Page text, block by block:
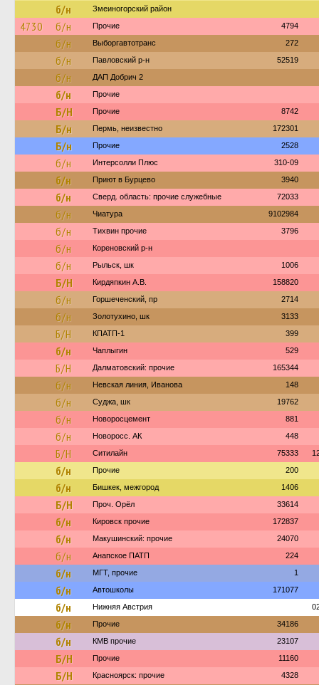
б/н Змеиногорский район
4730 б/н Прочие 4794
б/н Выборгавтотранс 272
б/н Павловский р-н 52519
б/н ДАП Добрич 2
б/н Прочие
Б/Н Прочие 8742
Б/н Пермь, неизвестно 172301
Б/н Прочие 2528
б/н Интерсолли Плюс 310-09
б/н Приют в Бурцево 3940
б/н Сверд. область: прочие служебные 72033
б/н Чиатура 9102984
б/н Тихвин прочие 3796
б/н Кореновский р-н
б/н Рыльск, шк 1006
Б/Н Кирдяпкин А.В. 158820
б/н Горшеченский, пр 2714
б/н Золотухино, шк 3133
Б/Н КПАТП-1 399
б/н Чаплыгин 529
Б/Н Далматовский: прочие 165344
б/н Невская линия, Иванова 148
б/н Суджа, шк 19762
б/н Новоросцемент 881
б/н Новоросс. АК 448
Б/Н Ситилайн 75333
б/н Прочие 200
б/н Бишкек, межгород 1406
Б/Н Проч. Орёл 33614
б/н Кировск прочие 172837
б/н Макушинский: прочие 24070
б/н Анапское ПАТП 224
б/н МГТ, прочие 1
б/н Автошколы 171077
б/н Нижняя Австрия
б/н Прочие 34186
б/н КМВ прочие 23107
Б/Н Прочие 11160
Б/Н Красноярск: прочие 4328